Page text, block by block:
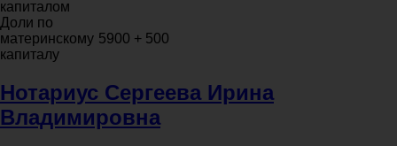
капиталом
Доли по
материнскому
капиталу
5900 + 500
Нотариус Сергеева Ирина
Владимировна